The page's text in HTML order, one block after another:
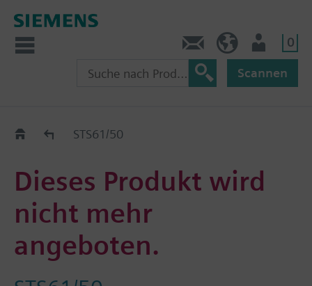
0
Scannen
Austauschhilfe
STS61/50
Dieses Produkt wird
nicht mehr
angeboten.